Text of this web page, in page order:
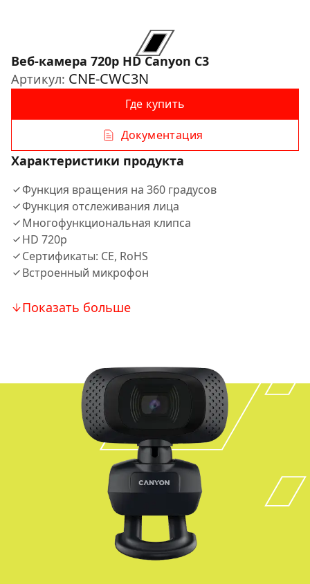
Веб-камера 720p HD Canyon C3
Артикул: CNE-CWC3N
Где купить
Документация
Характеристики продукта
Функция вращения на 360 градусов
Функция отслеживания лица
Многофункциональная клипса
HD 720p
Сертификаты: CE, RoHS
Встроенный микрофон
Показать больше